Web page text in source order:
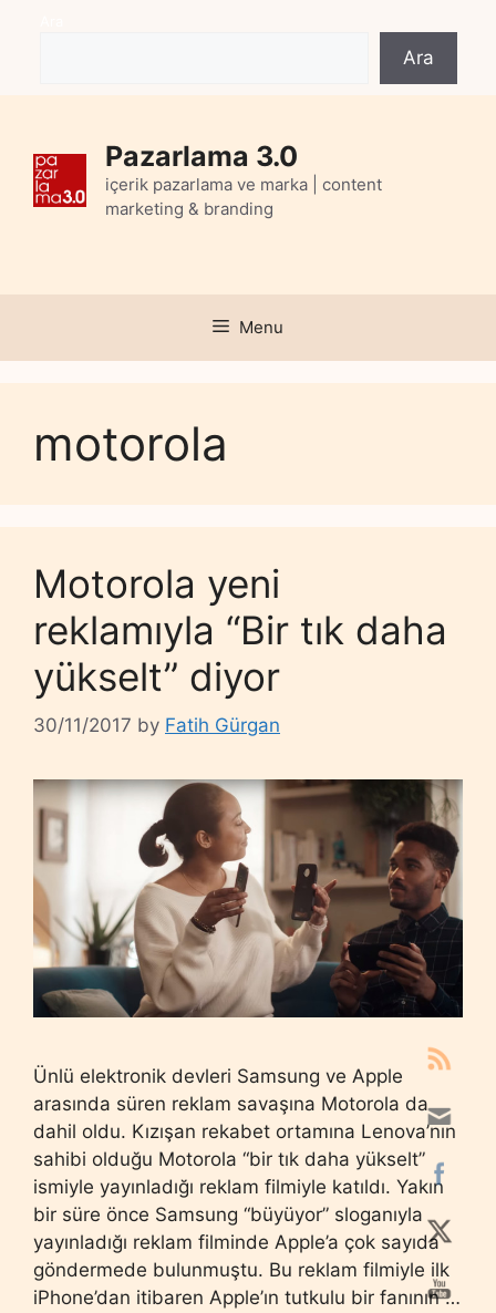
Ara
Pazarlama 3.0
içerik pazarlama ve marka | content
marketing & branding
Menu
motorola
Motorola yeni
reklamıyla “Bir tık daha
yükselt” diyor
30/11/2017 by Fatih Gürgan
Ünlü elektronik devleri Samsung ve Apple
arasında süren reklam savaşına Motorola da
dahil oldu. Kızışan rekabet ortamına Lenova’nın
sahibi olduğu Motorola “bir tık daha yükselt”
ismiyle yayınladığı reklam filmiyle katıldı. Yakın
bir süre önce Samsung “büyüyor” sloganıyla
yayınladığı reklam filminde Apple’a çok sayıda
göndermede bulunmuştu. Bu reklam filmiyle ilk
iPhone’dan itibaren Apple’ın tutkulu bir fanının …